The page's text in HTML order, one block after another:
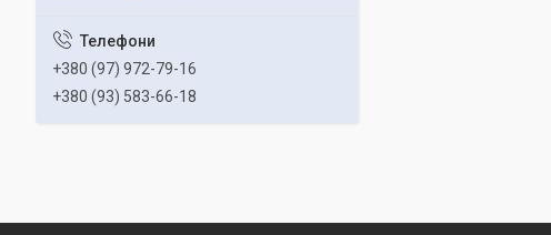
+380 (97) 972-79-16
+380 (93) 583-66-18